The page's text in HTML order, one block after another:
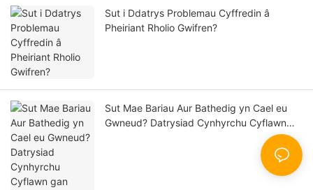
Sut i Ddatrys Problemau Cyffredin â
Pheiriant Rholio Gwifren?
Sut Mae Bariau Aur Bathedig yn Cael eu
Gwneud? Datrysiad Cynhyrchu Cyflawn